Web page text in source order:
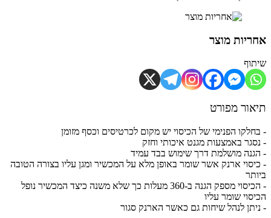
מוצר
מפורט
הפנימי של הכיסוי יש מקום לכרטיסים וכסף מזומן
באמצעות מגנט איכותי וחזק
מושלמת דרך שימוש בבד עמיד
ארנק אשר שומר באופן מלא על המכשיר ומגן עליו בצורה הטובה
- הכיסוי מספק הגנה ב-360 מעלות כך שלא משנה כיצד המכשיר נופל
שומר עליו
לנהל שיחות גם כאשר הארנק סגור